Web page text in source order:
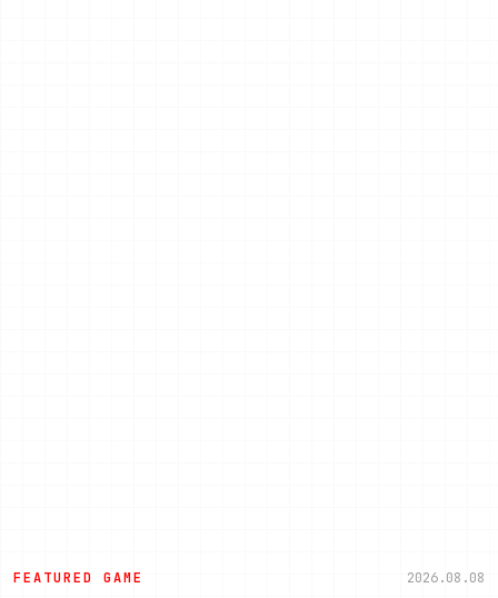
FEATURED GAME 2026.08.08